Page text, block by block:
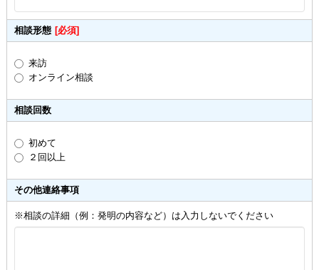
相談形態 [必須]
来訪
オンライン相談
相談回数
初めて
２回以上
その他連絡事項
※相談の詳細（例：発明の内容など）は入力しないでください